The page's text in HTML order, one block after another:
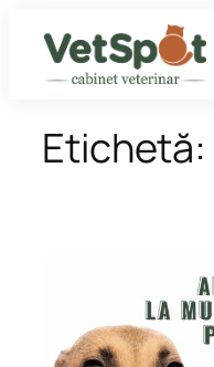
conținut
CONTACT
Etichetă: